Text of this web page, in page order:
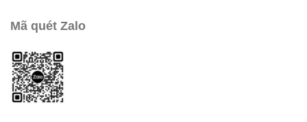
Mã quét Zalo